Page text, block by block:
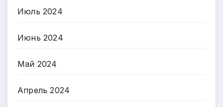
Июль 2024
Июнь 2024
Май 2024
Апрель 2024